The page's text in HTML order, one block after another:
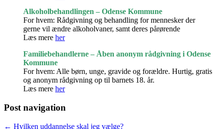
Alkoholbehandlingen – Odense Kommune
For hvem: Rådgivning og behandling for mennesker der
gerne vil ændre alkoholvaner, samt deres pårørende
Læs mere her
Familiebehandlerne – Åben anonym rådgivning i Odense
Kommune
For hvem: Alle børn, unge, gravide og forældre. Hurtig, gratis
og anonym rådgivning op til barnets 18. år.
Læs mere her
Post navigation
← Hvilken uddannelse skal jeg vælge?